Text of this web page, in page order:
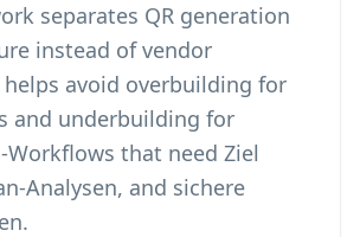
separates QR generation
instead of vendor
avoid overbuilding for
and underbuilding for
that need Ziel
Analysen, and sichere